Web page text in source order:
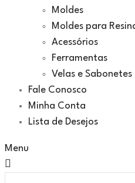
Moldes
Moldes para
Acessórios
Ferramentas
Velas e Sabonetes
Fale Conosco
Minha Conta
Lista de Desejos
Menu